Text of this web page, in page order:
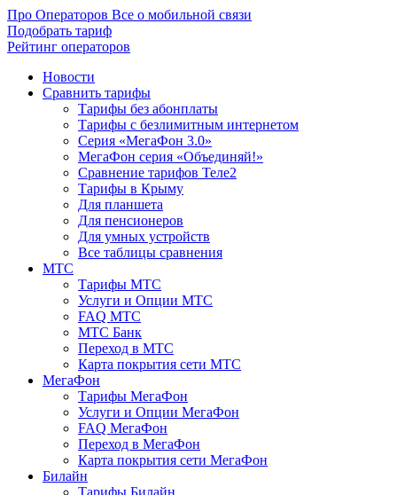
Про Операторов Все о мобильной связи
Подобрать тариф
Рейтинг операторов
Новости
Сравнить тарифы
Тарифы без абонплаты
Тарифы с безлимитным интернетом
Серия «МегаФон 3.0»
МегаФон серия «Объединяй!»
Сравнение тарифов Теле2
Тарифы в Крыму
Для планшета
Для пенсионеров
Для умных устройств
Все таблицы сравнения
МТС
Тарифы МТС
Услуги и Опции МТС
FAQ МТС
МТС Банк
Переход в МТС
Карта покрытия сети МТС
МегаФон
Тарифы МегаФон
Услуги и Опции МегаФон
FAQ МегаФон
Переход в МегаФон
Карта покрытия сети МегаФон
Билайн
Тарифы Билайн